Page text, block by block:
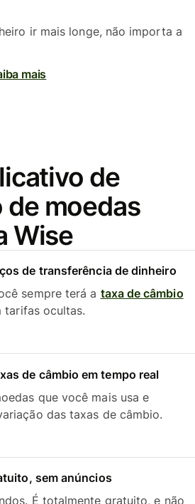
ir mais longe, não importa a
mais
de
moedas
Wise
de transferência de dinheiro
sempre terá a taxa de câmbio
tarifas ocultas.
de câmbio em tempo real
que você mais usa e
das taxas de câmbio.
sem anúncios
É totalmente gratuito, e não